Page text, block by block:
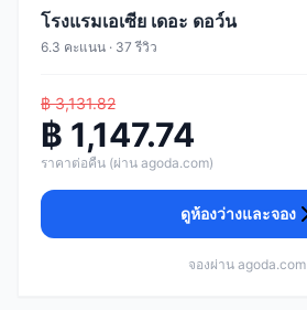
โรงแรมเอเซีย เดอะ ดอว์น
6.3 คะแนน · 37 รีวิว
฿ 3,131.82
฿ 1,147.74
ราคาต่อคืน (ผ่าน agoda.com)
ดูห้องว่างและจอง
จองผ่าน agoda.com